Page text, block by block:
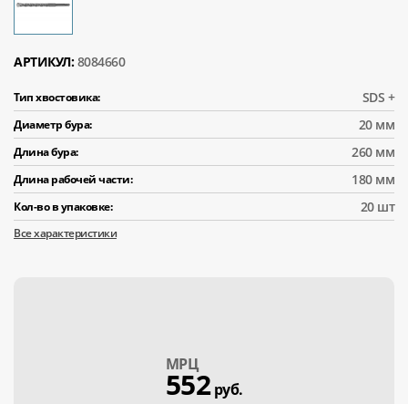
АРТИКУЛ: 8084660
Тип хвостовика: SDS +
Диаметр бура: 20 мм
Длина бура: 260 мм
Длина рабочей части: 180 мм
Кол-во в упаковке: 20 шт
Все характеристики
МPЦ
552руб.